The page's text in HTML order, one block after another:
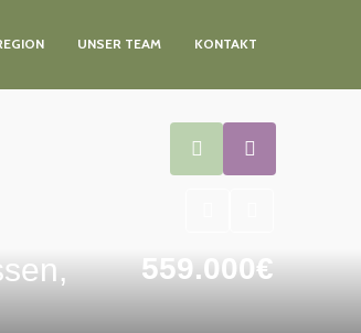
UNSER TEAM KONTAKT
559.000€